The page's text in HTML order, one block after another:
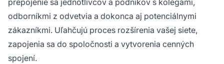
prepojenie sa jednotlivcov a podnikov s kolegami,
odborníkmi z odvetvia a dokonca aj potenciálnymi
zákazníkmi. Uľahčujú proces rozšírenia vašej siete,
zapojenia sa do spoločnosti a vytvorenia cenných
spojení.